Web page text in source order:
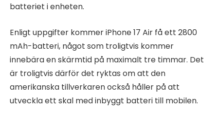
batteriet i enheten.
Enligt uppgifter kommer iPhone 17 Air få ett 2800
mAh-batteri, något som troligtvis kommer
innebära en skärmtid på maximalt tre timmar. Det
är troligtvis därför det ryktas om att den
amerikanska tillverkaren också håller på att
utveckla ett skal med inbyggt batteri till mobilen.